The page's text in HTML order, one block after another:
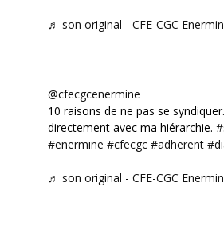
♬ son original - CFE-CGC
@cfecgcenermine
10 raisons de ne pas se
directement avec ma hiérarchie.
#enermine #cfecgc #adherent
♬ son original - CFE-CGC